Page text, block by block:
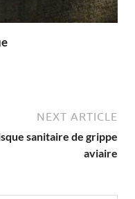
NEXT ARTICLE
sanitaire de grippe
aviaire